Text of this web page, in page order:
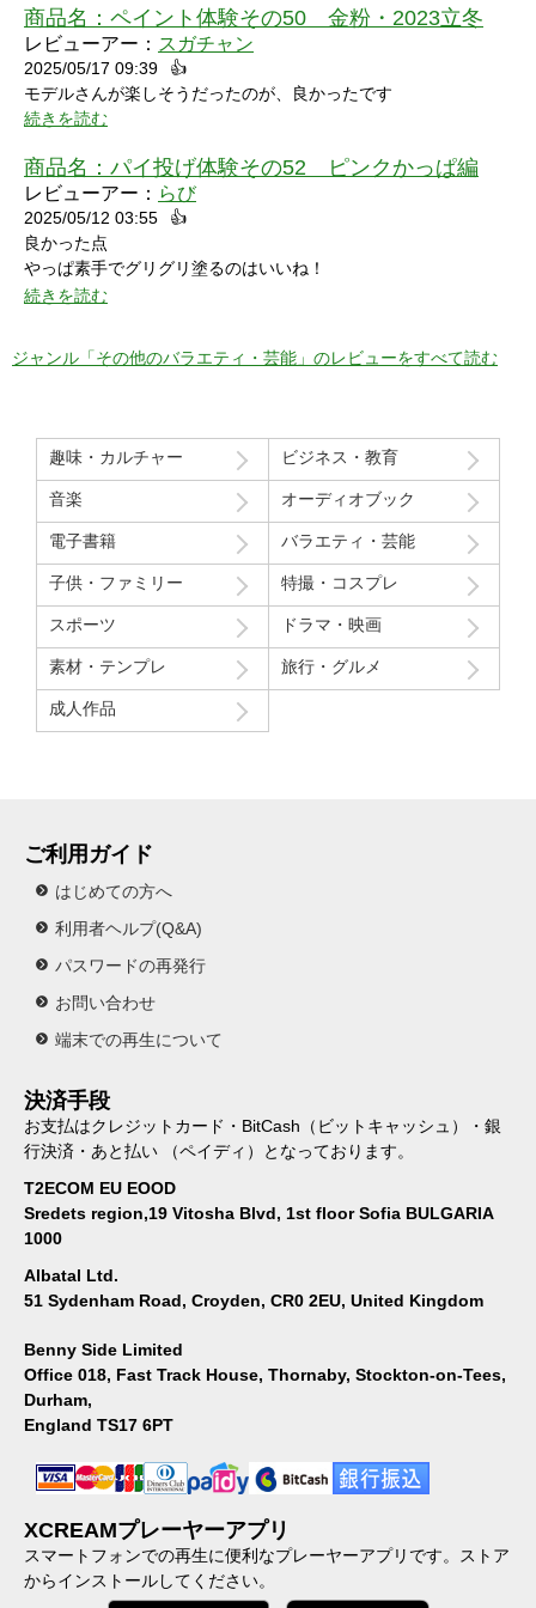
商品名： ペイント体験その50 金粉・2023立冬
レビューアー： スガチャン
2025/05/17 09:39
👍
モデルさんが楽しそうだったのが、良かったです
続きを読む
商品名： パイ投げ体験その52 ピンクかっぱ編
レビューアー： らび
2025/05/12 03:55
👍
良かった点
やっぱ素手でグリグリ塗るのはいいね！
特に21分の途中からとてもいい感じ！
う」という趣旨の発言と「パイを食らう事はなんとも無い」とい
う趣旨の２つの部分ちょっと気分下がってしまったw
Route207さんいつも良い作品をありがとうございます！
初レビューですが、よく購入させて貰ってます！
続きを読む
ジャンル「その他のバラエティ・芸能」のレビューをすべて読む
趣味・カルチャー ビジネス・教育
音楽 オーディオブック
電子書籍 バラエティ・芸能
子供・ファミリー 特撮・コスプレ
スポーツ ドラマ・映画
素材・テンプレ 旅行・グルメ
成人作品
ご利用ガイド
はじめての方へ
利用者ヘルプ(Q&A)
パスワードの再発行
お問い合わせ
端末での再生について
決済手段
お支払はクレジットカード・BitCash（ビットキャッシュ）・銀
行決済・あと払い （ペイディ）となっております。
T2ECOM EU EOOD
Sredets region,19 Vitosha Blvd, 1st floor Sofia BULGARIA
1000
Albatal Ltd.
51 Sydenham Road, Croyden, CR0 2EU, United Kingdom
Benny Side Limited
Office 018, Fast Track House, Thornaby, Stockton-on-Tees,
Durham,
England TS17 6PT
XCREAMプレーヤーアプリ
スマートフォンでの再生に便利なプレーヤーアプリです。ストア
からインストールしてください。